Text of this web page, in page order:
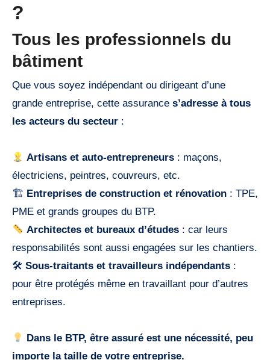
?
Tous les professionnels du
bâtiment
Que vous soyez indépendant ou dirigeant d’une
grande entreprise, cette assurance s’adresse à tous
les acteurs du secteur :
Artisans et auto-entrepreneurs : maçons,
électriciens, peintres, couvreurs, etc.
🏗 Entreprises de construction et rénovation : TPE,
PME et grands groupes du BTP.
Architectes et bureaux d’études : car leurs
responsabilités sont aussi engagées sur les chantiers.
🛠 Sous-traitants et travailleurs indépendants :
pour être protégés même en travaillant pour d’autres
entreprises.
Dans le BTP, être assuré est une nécessité, peu
importe la taille de votre entreprise.